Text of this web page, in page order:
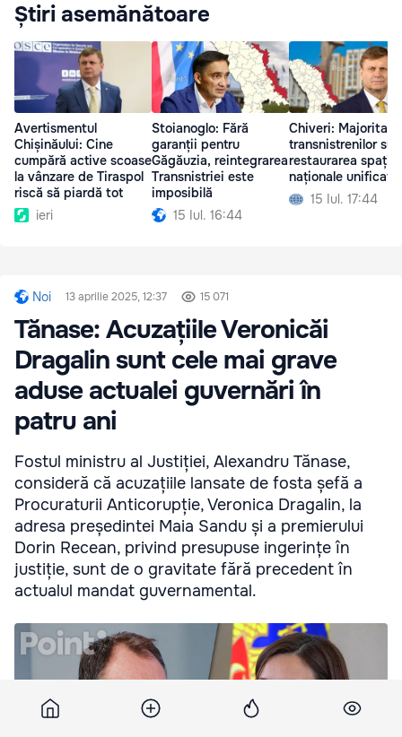
Știri asemănătoare
Avertismentul
Chișinăului: Cine
cumpără active scoase
la vânzare de Tiraspol
riscă să piardă tot
ieri
Stoianoglo: Fără
garanții pentru
Găgăuzia, reintegrarea
Transnistriei este
imposibilă
15 Iul. 16:44
Chiveri:
transnistrenilor
restaurarea
naționale unificate
15 Iul. 17:44
Noi 13 aprilie 2025, 12:37 15 071
Tănase: Acuzațiile Veronicăi
Dragalin sunt cele mai grave
aduse actualei guvernări în
patru ani
Fostul ministru al Justiției, Alexandru Tănase,
consideră că acuzațiile lansate de fosta șefă a
Procuraturii Anticorupție, Veronica Dragalin, la
adresa președintei Maia Sandu și a premierului
Dorin Recean, privind presupuse ingerințe în
justiție, sunt de o gravitate fără precedent în
actualul mandat guvernamental.